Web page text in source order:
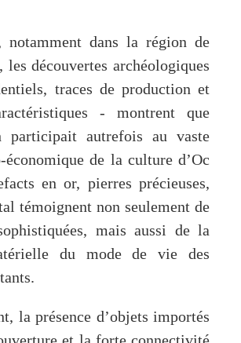
notamment dans la région de
les découvertes archéologiques
traces de production et
- montrent que
participait autrefois au vaste
économique de la culture d’Oc
en or, pierres précieuses,
témoignent non seulement de
mais aussi de la
du mode de vie des
la présence d’objets importés